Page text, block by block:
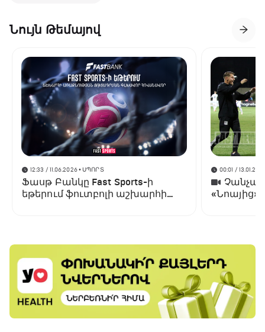
Նույն Թեմայով
12:33 / 11.06.2026• ՍՊՈՐՏ
Ֆասթ Բանկը Fast Sports-ի
եթերում ֆուտբոլի աշխարհի
00:01 /
«Նոայից»